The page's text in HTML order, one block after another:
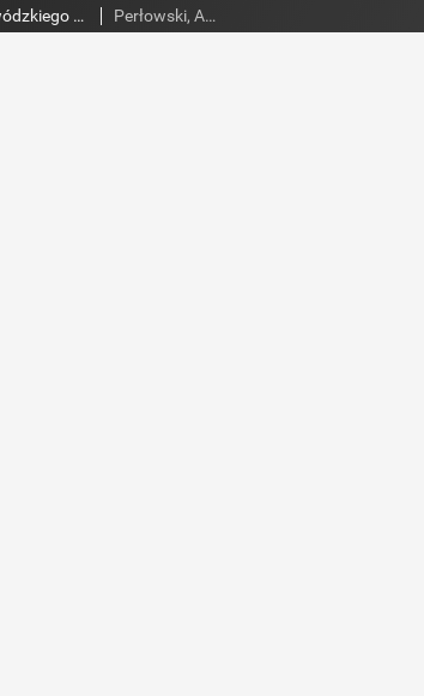
Słowo Ludu : organ Komitetu Wojewódzkiego Polskiej Zjednoczonej Partii Robotniczej, 1985, R.XXXVI, nr 18 Perłowski, Adam. Red.